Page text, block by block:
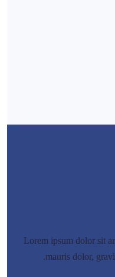
Lorem ipsum dolor sit
mauris dolor,